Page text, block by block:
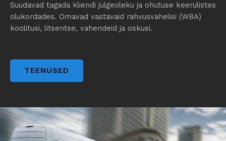
Suudavad tagada kliendi julgeoleku ja ohutuse keerulistes
olukordades. Omavad vastavaid rahvusvahelisi (WBA)
koolitusi, litsentse, vahendeid ja oskusi.
TEENUSED